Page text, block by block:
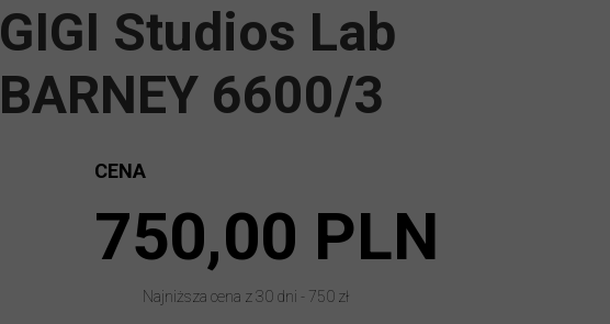
Najniższa cena z 30 dni - 750 zł
CENA
750,00 PLN
GIGI Studios Lab
BARNEY 6600/3